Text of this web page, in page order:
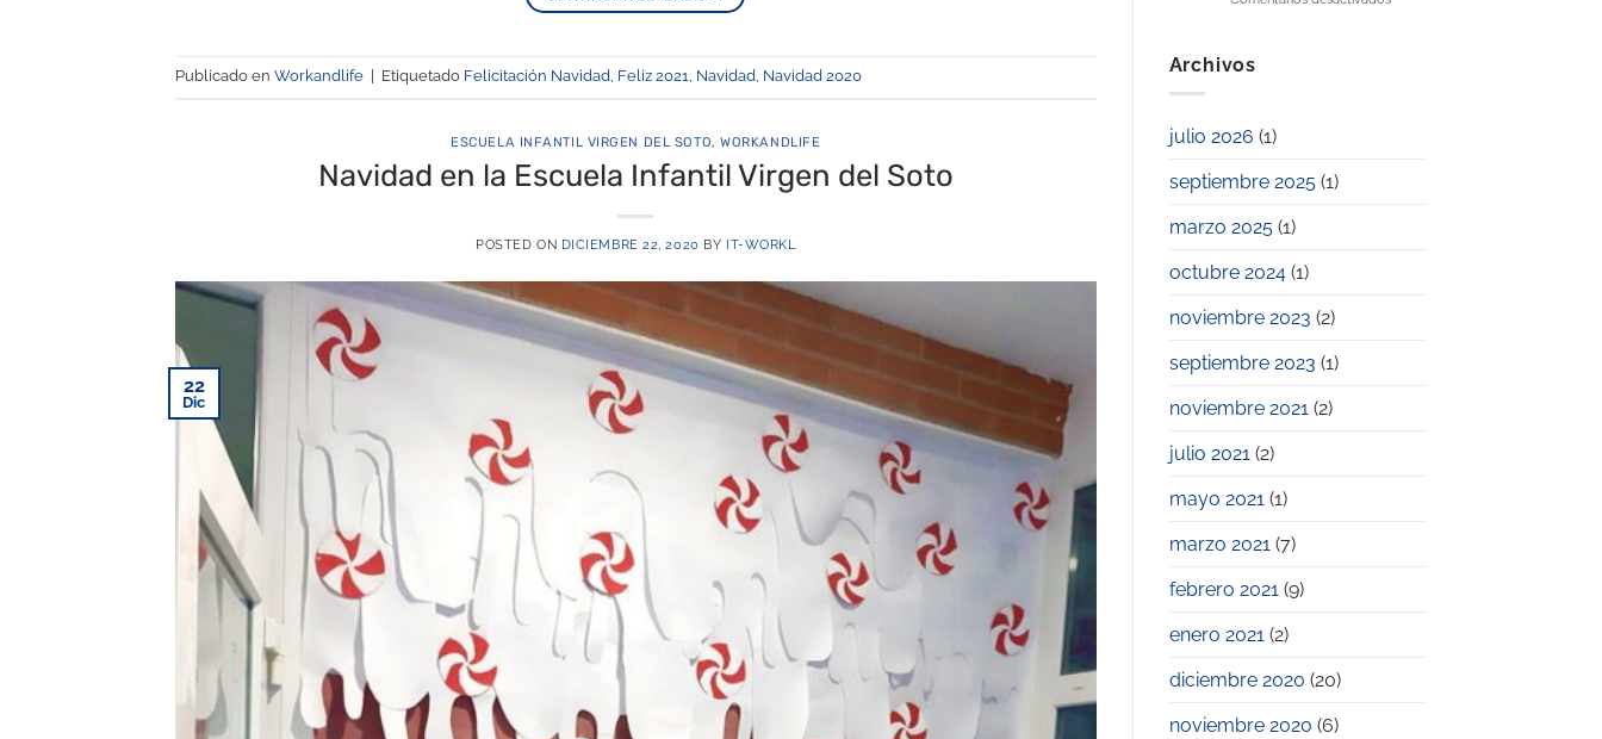
Publicado en Workandlife Etiquetado Felicitación Navidad, Feliz 2021, Navidad, Navidad 2020
ESCUELA INFANTIL VIRGEN DEL SOTO,WORKANDLIFE
Navidad en la Escuela Infantil Virgen del Soto
POSTED ON DICIEMBRE 22, 2020 BY IT-WORKL
22
Dic
Archivos
julio 2026 (1)
septiembre 2025(1)
marzo 2025(1)
octubre 2024(1)
noviembre 2023 (2)
septiembre 2023 (1)
noviembre 2021(2)
julio 2021(2)
mayo 2021(1)
marzo 2021(7)
febrero 2021(9)
enero 2021(2)
diciembre 2020 (20)
noviembre 2020 (6)